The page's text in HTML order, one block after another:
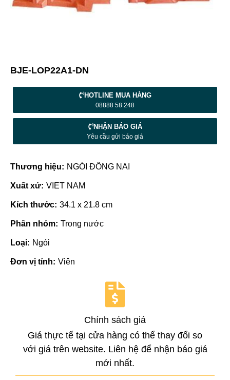
BJE-LOP22A1-DN
HOTLINE MUA HÀNG
08888 58 248
NHẬN BÁO GIÁ
Yêu cầu gửi báo giá
Thương hiệu: NGÓI ĐỒNG NAI
Xuất xứ: VIET NAM
Kích thước: 34.1 x 21.8 cm
Phân nhóm: Trong nước
Loại: Ngói
Đơn vị tính: Viên
Chính sách giá
Giá thực tế tại cửa hàng có thể thay đổi so
với giá trên website. Liên hệ để nhận báo giá
mới nhất.